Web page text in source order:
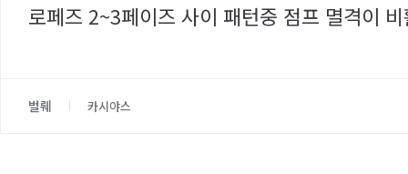
로페즈 2~3페이즈 사이 패턴중 점프 멸격이
벌뤠 카시야스